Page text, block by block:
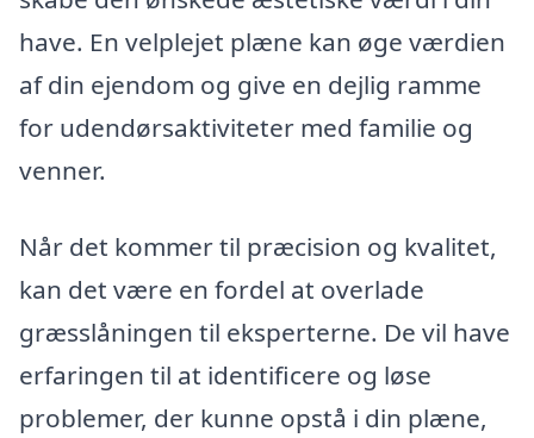
have. En velplejet plæne kan øge værdien
af din ejendom og give en dejlig ramme
for udendørsaktiviteter med familie og
venner.
Når det kommer til præcision og kvalitet,
kan det være en fordel at overlade
græsslåningen til eksperterne. De vil have
erfaringen til at identificere og løse
problemer, der kunne opstå i din plæne,